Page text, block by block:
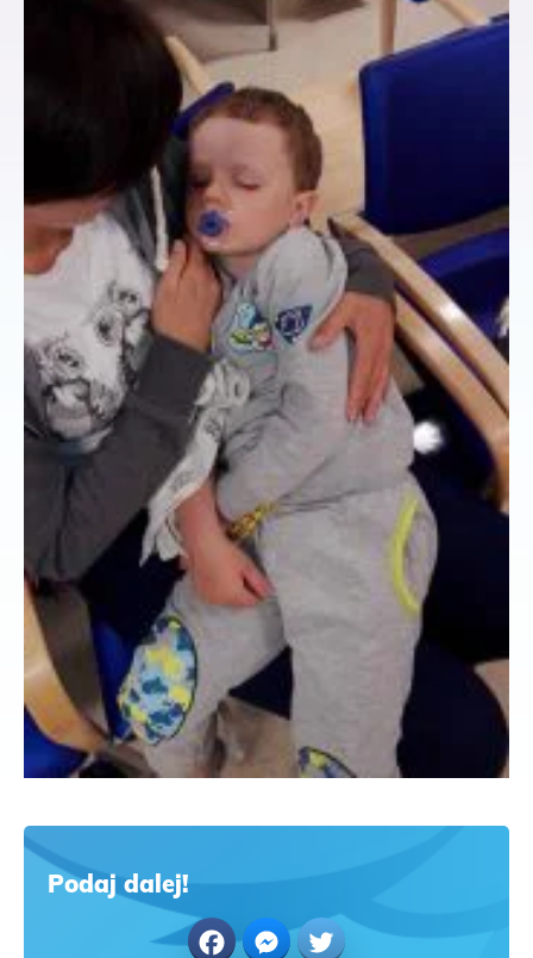
Podaj dalej!